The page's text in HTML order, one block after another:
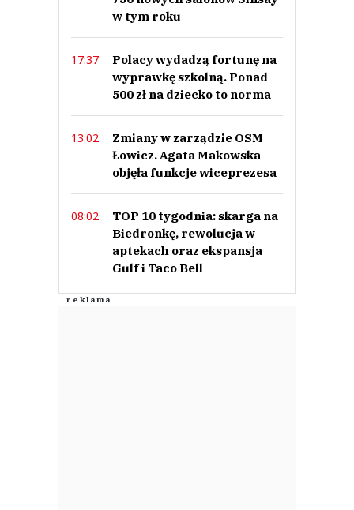
w tym roku
17:37
Polacy wydadzą fortunę na
wyprawkę szkolną. Ponad
500 zł na dziecko to norma
13:02
Zmiany w zarządzie OSM
Łowicz. Agata Makowska
objęła funkcje wiceprezesa
08:02
TOP 10 tygodnia: skarga na
Biedronkę, rewolucja w
aptekach oraz ekspansja
Gulf i Taco Bell